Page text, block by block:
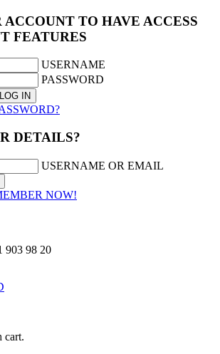
ACCOUNT TO HAVE ACCESS
FEATURES
USERNAME
PASSWORD
DETAILS?
USERNAME OR EMAIL
NOW!
903 98 20
cart.